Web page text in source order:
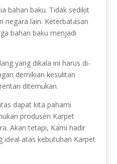
bahan baku. Tidak sedikit
negara lain. Keterbatasan
bahan baku menjadi
yang dikala ini harus di-
demikian kesulitan
ditemukan.
dapat kita pahami
produsen Karpet
Akan tetapi, Kami hadir
ideal atas kebutuhan Karpet